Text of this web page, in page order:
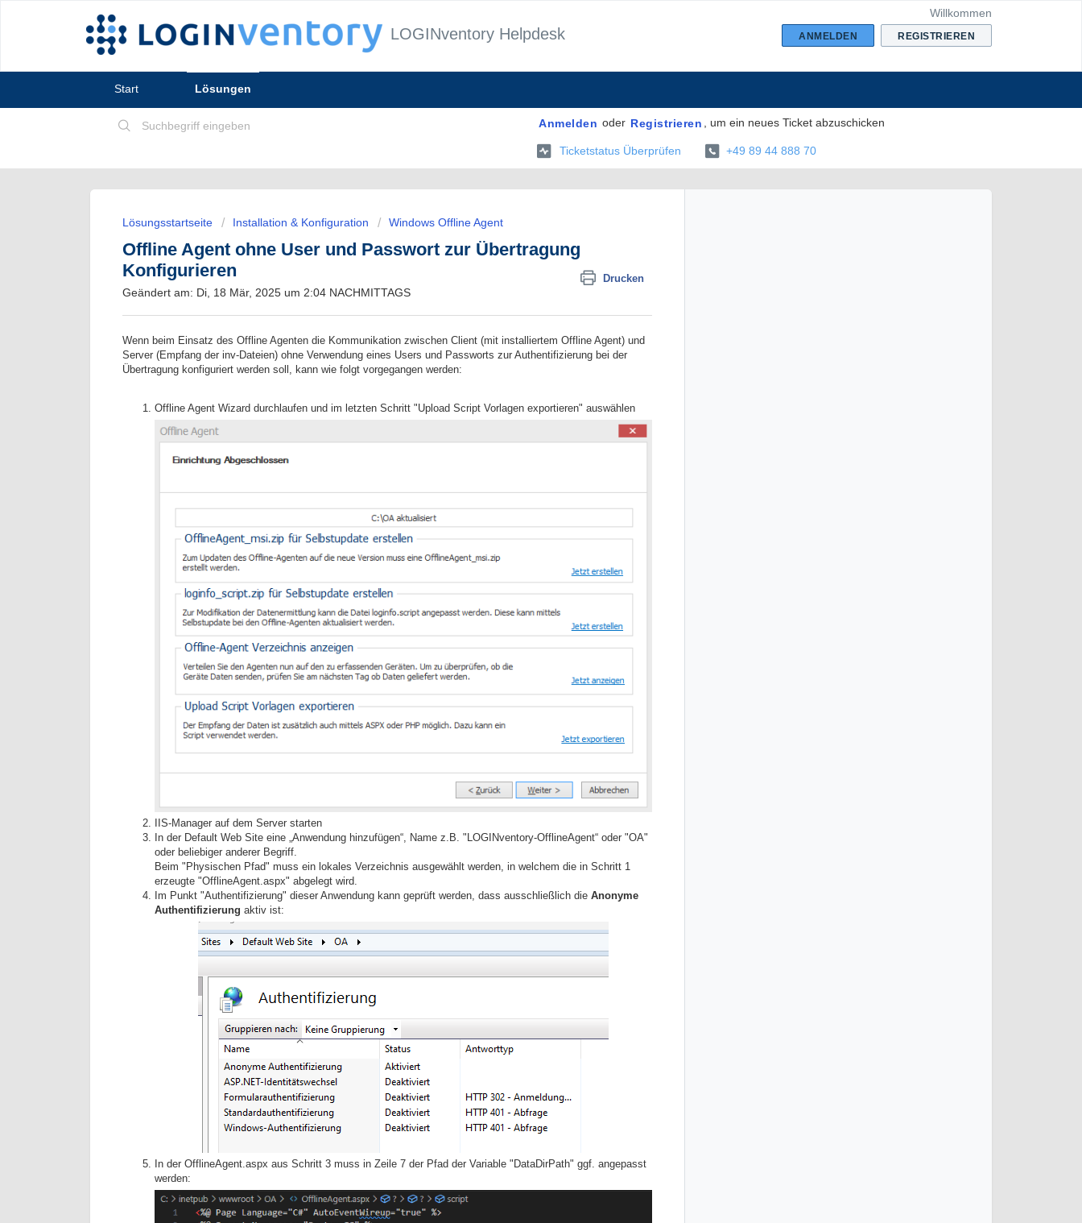
LOGINventory Helpdesk
Willkommen
ANMELDEN REGISTRIEREN
Start Lösungen
Anmelden oder Registrieren , um ein neues Ticket abzuschicken
Ticketstatus Überprüfen +49 89 44 888 70
Lösungsstartseite Installation & Konfiguration Windows Offline Agent
Offline Agent ohne User und Passwort zur Übertragung
Konfigurieren
Drucken
Geändert am: Di, 18 Mär, 2025 um 2:04 NACHMITTAGS
Wenn beim Einsatz des Offline Agenten die Kommunikation zwischen Client (mit installiertem Offline Agent) und
Server (Empfang der inv-Dateien) ohne Verwendung eines Users und Passworts zur Authentifizierung bei der
Übertragung konfiguriert werden soll, kann wie folgt vorgegangen werden:
Offline Agent Wizard durchlaufen und im letzten Schritt "Upload Script Vorlagen exportieren" auswählen
IIS-Manager auf dem Server starten
In der Default Web Site eine „Anwendung hinzufügen“, Name z.B. "LOGINventory-OfflineAgent“ oder "OA"
oder beliebiger anderer Begriff.
Beim "Physischen Pfad" muss ein lokales Verzeichnis ausgewählt werden, in welchem die in Schritt 1
erzeugte "OfflineAgent.aspx" abgelegt wird.
Im Punkt "Authentifizierung" dieser Anwendung kann geprüft werden, dass ausschließlich die Anonyme
Authentifizierung aktiv ist:
In der OfflineAgent.aspx aus Schritt 3 muss in Zeile 7 der Pfad der Variable "DataDirPath" ggf. angepasst
werden: